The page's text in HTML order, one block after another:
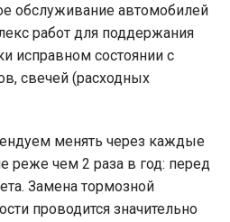
обслуживание автомобилей
работ для поддержания
исправном состоянии с
свечей (расходных
менять через каждые
реже чем 2 раза в год: перед
Замена тормозной
проводится значительно